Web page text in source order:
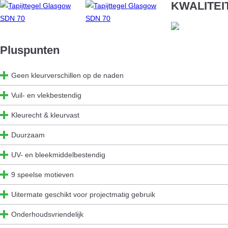
Pluspunten
Geen kleurverschillen op de naden
Vuil- en vlekbestendig
Kleurecht & kleurvast
Duurzaam
UV- en bleekmiddelbestendig
9 speelse motieven
Uitermate geschikt voor projectmatig gebruik
Onderhoudsvriendelijk